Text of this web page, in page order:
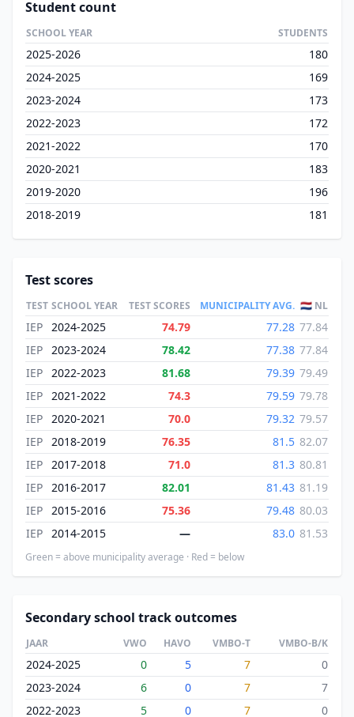
Student count
SCHOOL YEAR STUDENTS
2025-2026
180
2024-2025
169
2023-2024
173
2022-2023
172
2021-2022
170
2020-2021
183
2019-2020
196
2018-2019
181
Test scores
TEST SCHOOL YEAR TEST SCORES MUNICIPALITY AVG. 🇳🇱 NL
IEP 2024-2025 74.79 77.28 77.84
IEP 2023-2024 78.42 77.38 77.84
IEP 2022-2023 81.68 79.39 79.49
IEP 2021-2022 74.3 79.59 79.78
IEP 2020-2021 70.0 79.32 79.57
IEP 2018-2019 76.35 81.5 82.07
IEP 2017-2018 71.0 81.3 80.81
IEP 2016-2017 82.01 81.43 81.19
IEP 2015-2016 75.36 79.48 80.03
IEP 2014-2015 — 83.0 81.53
Green = above municipality average · Red = below
Secondary school track outcomes
JAAR VWO HAVO VMBO-T VMBO-B/K
2024-2025 0 5 7
0
2023-2024
6 0 7
7
2022-2023
5 0 7
0